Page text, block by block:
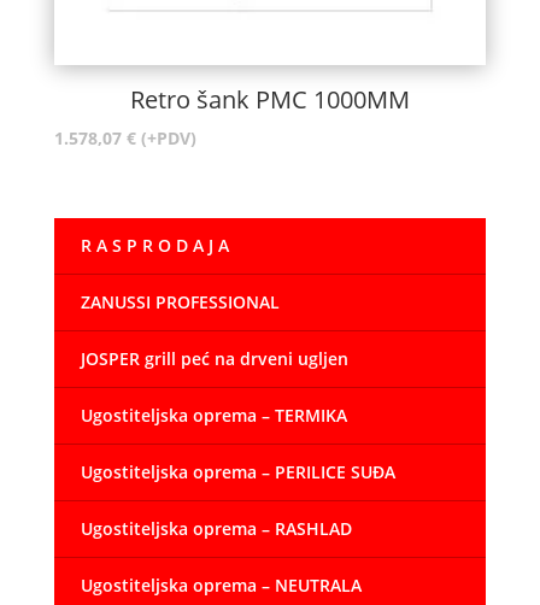
Retro šank PMC 1000MM
1.578,07 € (+PDV)
R A S P R O D A J A
ZANUSSI PROFESSIONAL
JOSPER grill peć na drveni ugljen
Ugostiteljska oprema – TERMIKA
Ugostiteljska oprema – PERILICE SUĐA
Ugostiteljska oprema – RASHLAD
Ugostiteljska oprema – NEUTRALA